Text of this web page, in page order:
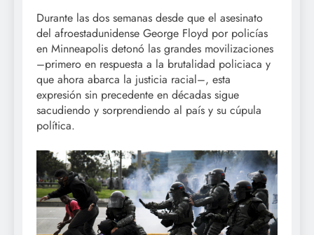
Durante las dos semanas desde que el asesinato
del afroestadunidense George Floyd por policías
en Minneapolis detonó las grandes movilizaciones
–primero en respuesta a la brutalidad policiaca y
que ahora abarca la justicia racial–, esta
expresión sin precedente en décadas sigue
sacudiendo y sorprendiendo al país y su cúpula
política.